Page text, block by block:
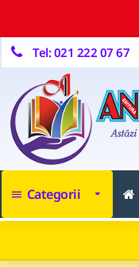
Tel: 021 222 07 67
Categorii